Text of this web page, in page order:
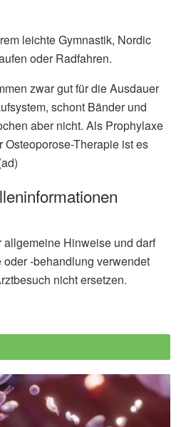
leichte Gymnastik, Nordic
oder Radfahren.
zwar gut für die Ausdauer
schont Bänder und
aber nicht. Als Prophylaxe
Osteoporose-Therapie ist es
Hinweise und darf
-behandlung verwendet
nicht ersetzen.